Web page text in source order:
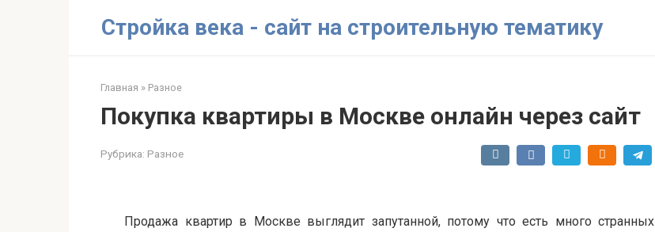
Стройка века - сайт на строительную тематику
Главная » Разное
Покупка квартиры в Москве онлайн через сайт
Рубрика: Разное
Продажа квартир в Москве выглядит запутанной, потому что есть много странных